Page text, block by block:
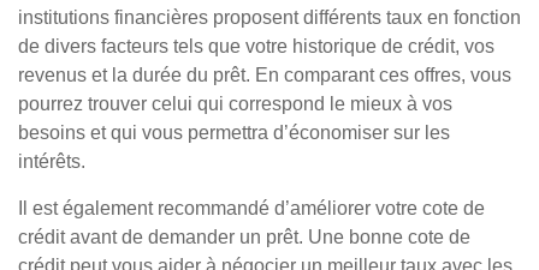
institutions financières proposent différents taux en fonction
de divers facteurs tels que votre historique de crédit, vos
revenus et la durée du prêt. En comparant ces offres, vous
pourrez trouver celui qui correspond le mieux à vos
besoins et qui vous permettra d’économiser sur les
intérêts.
Il est également recommandé d’améliorer votre cote de
crédit avant de demander un prêt. Une bonne cote de
crédit peut vous aider à négocier un meilleur taux avec les